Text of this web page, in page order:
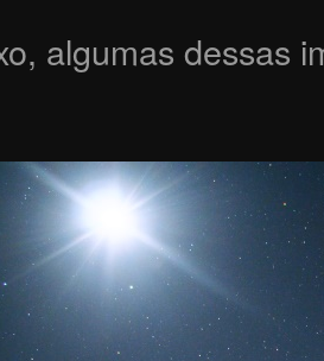
algumas dessas